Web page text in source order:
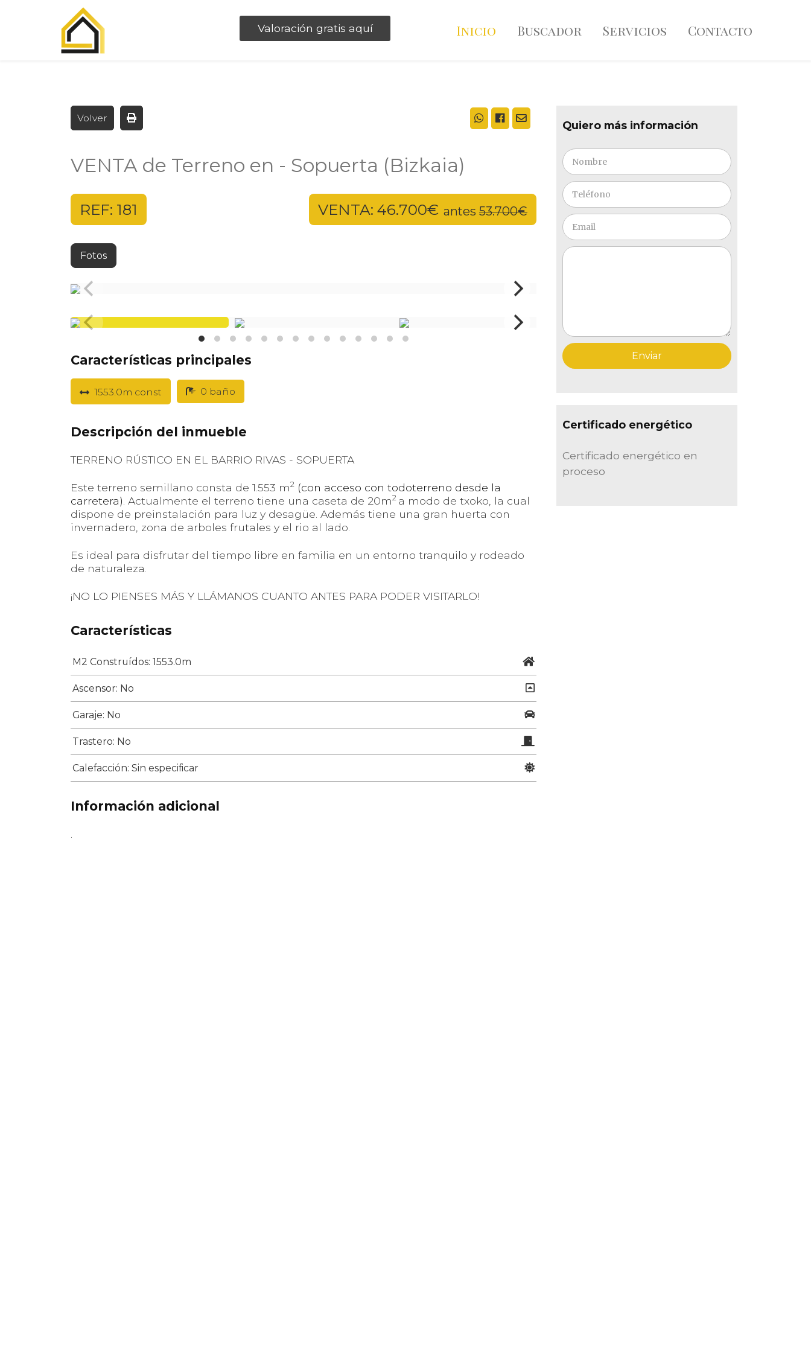
Valoración gratis aquí Inicio Buscador Servicios Contacto
Volver
VENTA de Terreno en - Sopuerta (Bizkaia)
REF: 181 VENTA: 46.700€ antes 53.700€
Fotos
Características principales
1553.0m const 0 baño
Descripción del inmueble
TERRENO RÚSTICO EN EL BARRIO RIVAS - SOPUERTA
Este terreno semillano consta de 1.553 m2 (con acceso con todoterreno desde la
carretera) . Actualmente el terreno tiene una caseta de 20m2 a modo de txoko, la cual
dispone de preinstalación para luz y desagüe. Además tiene una gran huerta con
invernadero, zona de arboles frutales y el rio al lado.
Es ideal para disfrutar del tiempo libre en familia en un entorno tranquilo y rodeado
de naturaleza.
¡NO LO PIENSES MÁS Y LLÁMANOS CUANTO ANTES PARA PODER VISITARLO!
Características
M2 Construídos: 1553.0m
Ascensor: No
Garaje: No
Trastero: No
Calefacción: Sin especificar
Información adicional
Quiero más información
Certificado energético
Certificado energético en
proceso